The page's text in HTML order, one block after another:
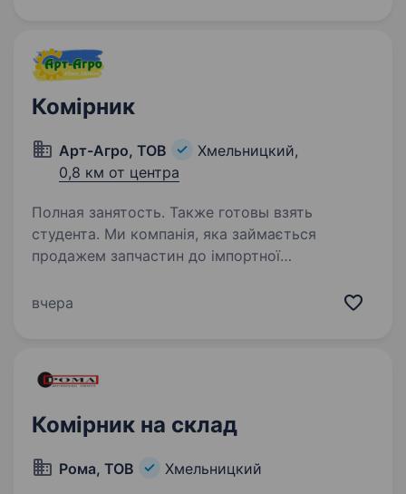
Комірник
Арт-Агро, ТОВ
Хмельницкий,
0,8 км от центра
Полная занятость. Также готовы взять
студента. Ми компанія, яка займається
продажем запчастин до імпортної
до своєї команди КОМІРНИКА. Якщо ви
вчера
Комірник на склад
Рома, ТОВ Хмельницкий